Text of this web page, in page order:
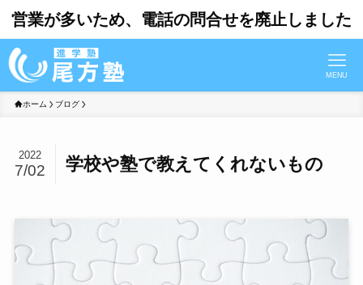
営業が多いため、電話の問合せを廃止しました
MENU
ホーム ブログ
学校や塾で教えてくれないもの
2022
7/02